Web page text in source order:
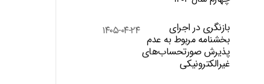
بازنگری در اجرای
بخشنامه مربوط به عدم
پذیرش صورتحساب‌های
غیرالکترونیکی
۱۴۰۵-۰۴-۲۴